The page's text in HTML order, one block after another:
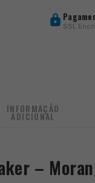
SSL
INFORMAÇÃO
ADICIONAL
–